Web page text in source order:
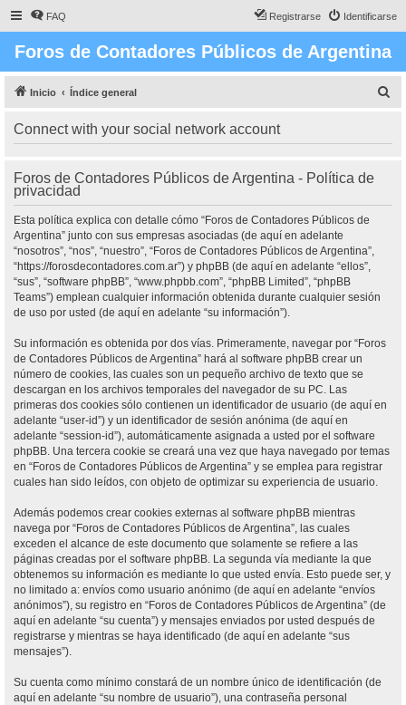
FAQ Identificarse
Registrarse
Foros de Contadores Públicos de Argentina
Inicio Índice general
Connect with your social network account
Foros de Contadores Públicos de Argentina - Política de
privacidad
Esta política explica con detalle cómo “Foros de Contadores Públicos de
Argentina” junto con sus empresas asociadas (de aquí en adelante
“nosotros”, “nos”, “nuestro”, “Foros de Contadores Públicos de Argentina”,
“https://forosdecontadores.com.ar”) y phpBB (de aquí en adelante “ellos”,
“sus”, “software phpBB”, “www.phpbb.com”, “phpBB Limited”, “phpBB
Teams”) emplean cualquier información obtenida durante cualquier sesión
de uso por usted (de aquí en adelante “su información”).
Su información es obtenida por dos vías. Primeramente, navegar por “Foros
de Contadores Públicos de Argentina” hará al software phpBB crear un
número de cookies, las cuales son un pequeño archivo de texto que se
descargan en los archivos temporales del navegador de su PC. Las
primeras dos cookies sólo contienen un identificador de usuario (de aquí en
adelante “user-id”) y un identificador de sesión anónima (de aquí en
adelante “session-id”), automáticamente asignada a usted por el software
phpBB. Una tercera cookie se creará una vez que haya navegado por temas
en “Foros de Contadores Públicos de Argentina” y se emplea para registrar
cuales han sido leídos, con objeto de optimizar su experiencia de usuario.
Además podemos crear cookies externas al software phpBB mientras
navega por “Foros de Contadores Públicos de Argentina”, las cuales
exceden el alcance de este documento que solamente se refiere a las
páginas creadas por el software phpBB. La segunda vía mediante la que
obtenemos su información es mediante lo que usted envía. Esto puede ser, y
no limitado a: envíos como usuario anónimo (de aquí en adelante “envíos
anónimos”), su registro en “Foros de Contadores Públicos de Argentina” (de
aquí en adelante “su cuenta”) y mensajes enviados por usted después de
registrarse y mientras se haya identificado (de aquí en adelante “sus
mensajes”).
Su cuenta como mínimo constará de un nombre único de identificación (de
aquí en adelante “su nombre de usuario”), una contraseña personal